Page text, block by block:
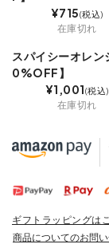
¥715 税込
在庫切れ
スパイシーオレン
0%OFF】
¥1,001 税込
在庫切れ
ギフトラッピングは
商品についてのお問